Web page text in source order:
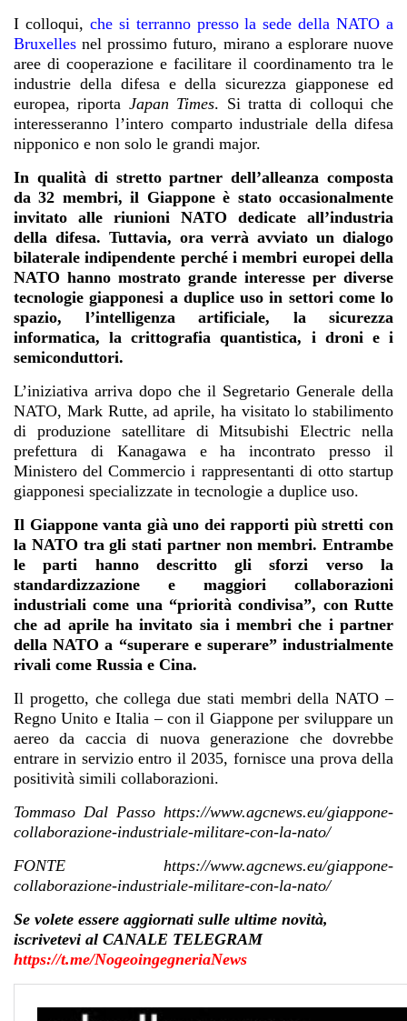
I colloqui, che si terranno presso la sede della NATO a
Bruxelles nel prossimo futuro, mirano a esplorare nuove
aree di cooperazione e facilitare il coordinamento tra le
industrie della difesa e della sicurezza giapponese ed
europea, riporta Japan Times. Si tratta di colloqui che
interesseranno l’intero comparto industriale della difesa
nipponico e non solo le grandi major.
In qualità di stretto partner dell’alleanza composta
da 32 membri, il Giappone è stato occasionalmente
invitato alle riunioni NATO dedicate all’industria
della difesa. Tuttavia, ora verrà avviato un dialogo
bilaterale indipendente perché i membri europei della
NATO hanno mostrato grande interesse per diverse
tecnologie giapponesi a duplice uso in settori come lo
spazio, l’intelligenza artificiale, la sicurezza
informatica, la crittografia quantistica, i droni e i
semiconduttori.
L’iniziativa arriva dopo che il Segretario Generale della
NATO, Mark Rutte, ad aprile, ha visitato lo stabilimento
di produzione satellitare di Mitsubishi Electric nella
prefettura di Kanagawa e ha incontrato presso il
Ministero del Commercio i rappresentanti di otto startup
giapponesi specializzate in tecnologie a duplice uso.
Il Giappone vanta già uno dei rapporti più stretti con
la NATO tra gli stati partner non membri. Entrambe
le parti hanno descritto gli sforzi verso la
standardizzazione e maggiori collaborazioni
industriali come una “priorità condivisa”, con Rutte
che ad aprile ha invitato sia i membri che i partner
della NATO a “superare e superare” industrialmente
rivali come Russia e Cina.
Il progetto, che collega due stati membri della NATO –
Regno Unito e Italia – con il Giappone per sviluppare un
aereo da caccia di nuova generazione che dovrebbe
entrare in servizio entro il 2035, fornisce una prova della
positività simili collaborazioni.
Tommaso Dal Passo https://www.agcnews.eu/giappone-
collaborazione-industriale-militare-con-la-nato/
FONTE https://www.agcnews.eu/giappone-
collaborazione-industriale-militare-con-la-nato/
Se volete essere aggiornati sulle ultime novità,
iscrivetevi al CANALE TELEGRAM
https://t.me/NogeoingegneriaNews